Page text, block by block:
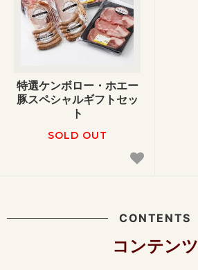
特選ケンボロー・ホエー
豚スペシャルギフトセッ
ト
SOLD OUT
CONTENTS
コンテンツ